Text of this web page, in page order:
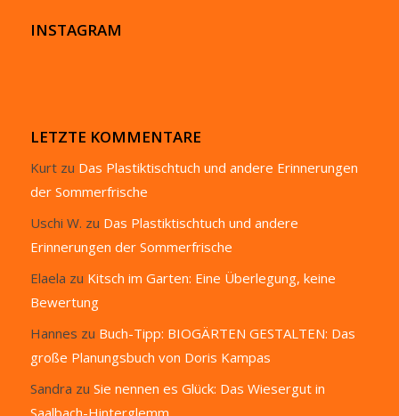
INSTAGRAM
LETZTE KOMMENTARE
Kurtzu Das Plastiktischtuch und andere Erinnerungen
der Sommerfrische
Uschi W. zu Das Plastiktischtuch und andere
Erinnerungen der Sommerfrische
Elaela zu Kitsch im Garten: Eine Überlegung, keine
Bewertung
Hannes zu Buch-Tipp: BIOGÄRTEN GESTALTEN: Das
große Planungsbuch von Doris Kampas
Sandra zu Sie nennen es Glück: Das Wiesergut in
Saalbach-Hinterglemm